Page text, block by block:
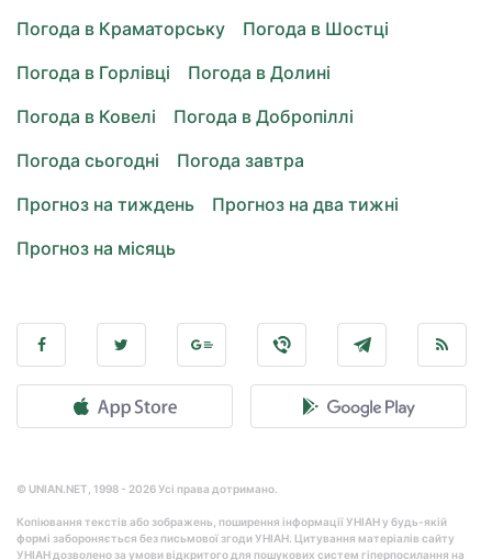
Погода в Краматорську
Погода в Шостці
Погода в Горлівці
Погода в Долині
Погода в Ковелі
Погода в Добропіллі
Погода сьогодні
Погода завтра
Прогноз на тиждень
Прогноз на два тижні
Прогноз на місяць
© UNIAN.NET, 1998 - 2026 Усі права дотримано.
Копіювання текстів або зображень, поширення інформації УНІАН у будь-якій
формі забороняється без письмової згоди УНІАН. Цитування матеріалів сайту
УНІАН дозволено за умови відкритого для пошукових систем гіперпосилання на